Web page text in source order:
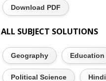
Download PDF
ALL SUBJECT SOLUTIONS
Geography Education
Political Science Hindi